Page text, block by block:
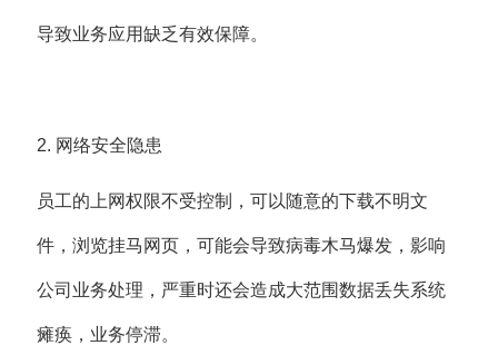
导致业务应用缺乏有效保障。
2. 网络安全隐患
员工的上网权限不受控制，可以随意的下载不明文
件，浏览挂马网页，可能会导致病毒木马爆发，影响
公司业务处理，严重时还会造成大范围数据丢失系统
瘫痪，业务停滞。